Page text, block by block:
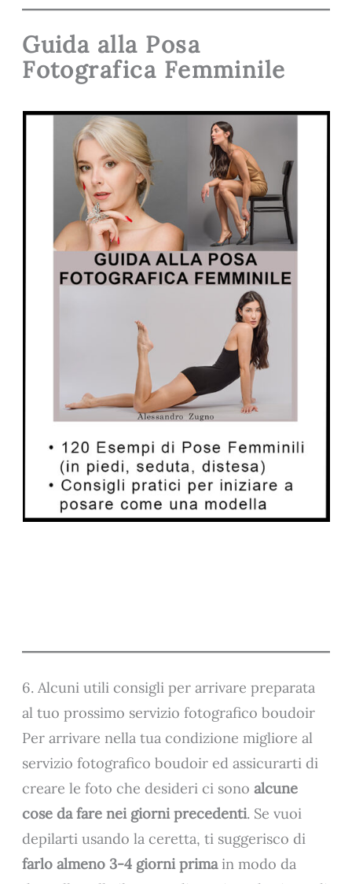
Guida alla Posa
Fotografica Femminile
6. Alcuni utili consigli per arrivare preparata
al tuo prossimo servizio fotografico boudoir
Per arrivare nella tua condizione migliore al
servizio fotografico boudoir ed assicurarti di
creare le foto che desideri ci sonoalcune
cose da fare nei giorni precedenti. Se vuoi
depilarti usando la ceretta, ti suggerisco di
farlo almeno 3-4 giorni primain modo da